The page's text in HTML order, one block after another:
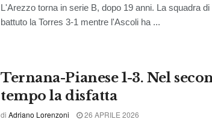
L'Arezzo torna in serie B, dopo 19 anni. La squadra
battuto la Torres 3-1 mentre l'Ascoli ha ...
Ternana-Pianese 1-3. Nel
tempo la disfatta
di Adriano Lorenzoni 26 APRILE 2026